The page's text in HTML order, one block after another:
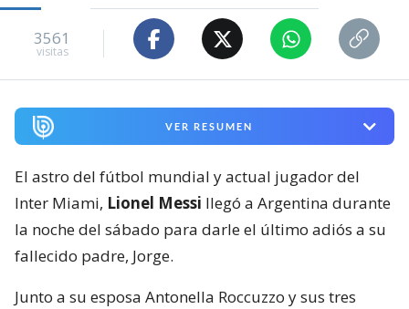
3561
visitas
VER RESUMEN
El astro del fútbol mundial y actual jugador del
Inter Miami, Lionel Messi llegó a Argentina durante
la noche del sábado para darle el último adiós a su
fallecido padre, Jorge.
Junto a su esposa Antonella Roccuzzo y sus tres